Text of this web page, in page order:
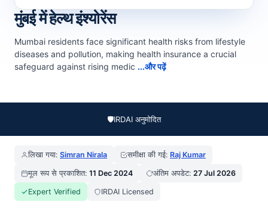
मुंबई में हेल्थ इंश्योरेंस
Mumbai residents face significant health risks from lifestyle
diseases and pollution, making health insurance a crucial
safeguard against rising medic ...और पढ़ें
🛡️IRDAI अनुमोदित
लिखा गया: Simran Nirala समीक्षा की गई: Raj Kumar
मूल रूप से प्रकाशित: 11 Dec 2024 अंतिम अपडेट: 27 Jul 2026
Expert Verified IRDAI Licensed